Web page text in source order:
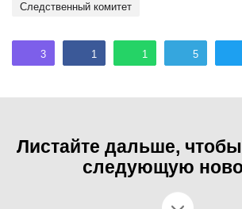
Следственный комитет
3 1 1 5
Листайте дальше,
следующую